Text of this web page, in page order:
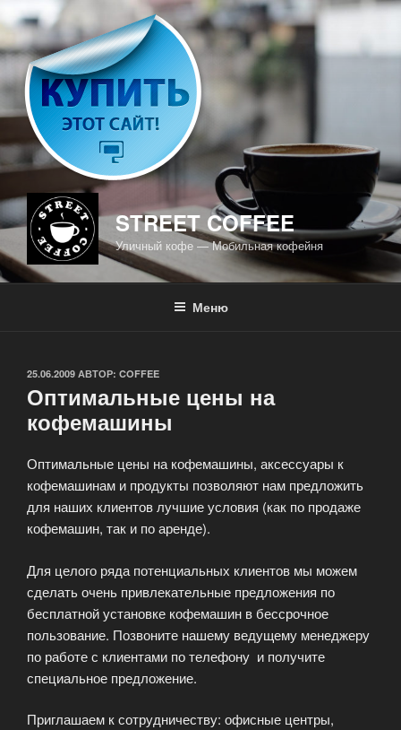
Перейти
содержимому
STREET COFFEE
Уличный кофе — Мобильная кофейня
Меню
ОПУБЛИКОВАНО
25.06.2009 АВТОР: COFFEE
Оптимальные цены на
кофемашины
Оптимальные цены на кофемашины, аксессуары к
кофемашинам и продукты позволяют нам предложить
для наших клиентов лучшие условия (как по продаже
кофемашин, так и по аренде).
Для целого ряда потенциальных клиентов мы можем
сделать очень привлекательные предложения по
бесплатной установке кофемашин в бессрочное
пользование. Позвоните нашему ведущему менеджеру
по работе с клиентами по телефону и получите
специальное предложение.
Приглашаем к сотрудничеству: офисные центры,